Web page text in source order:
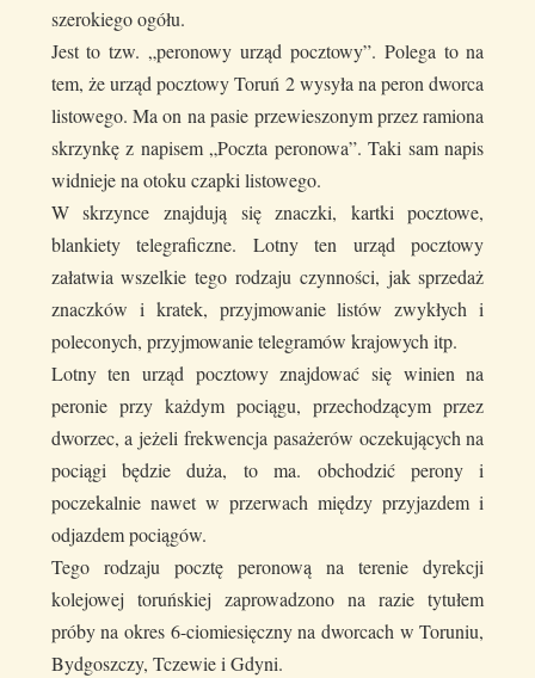
szerokiego ogółu.
Jest to tzw. „peronowy urząd pocztowy”. Polega to na
tem, że urząd pocztowy Toruń 2 wysyła na peron dworca
listowego. Ma on na pasie przewieszonym przez ramiona
skrzynkę z napisem „Poczta peronowa”. Taki sam napis
widnieje na otoku czapki listowego.
W skrzynce znajdują się znaczki, kartki pocztowe,
blankiety telegraficzne. Lotny ten urząd pocztowy
załatwia wszelkie tego rodzaju czynności, jak sprzedaż
znaczków i kratek, przyjmowanie listów zwykłych i
poleconych, przyjmowanie telegramów krajowych itp.
Lotny ten urząd pocztowy znajdować się winien na
peronie przy każdym pociągu, przechodzącym przez
dworzec, a jeżeli frekwencja pasażerów oczekujących na
pociągi będzie duża, to ma. obchodzić perony i
poczekalnie nawet w przerwach między przyjazdem i
odjazdem pociągów.
Tego rodzaju pocztę peronową na terenie dyrekcji
kolejowej toruńskiej zaprowadzono na razie tytułem
próby na okres 6-ciomiesięczny na dworcach w Toruniu,
Bydgoszczy, Tczewie i Gdyni.